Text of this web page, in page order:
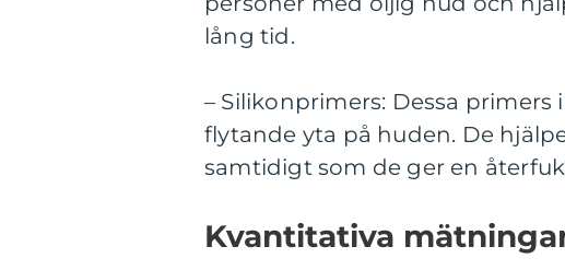
lång tid.
– Silikonprimers: Dessa
flytande yta på huden. De
samtidigt som de ger en
Kvantitativa